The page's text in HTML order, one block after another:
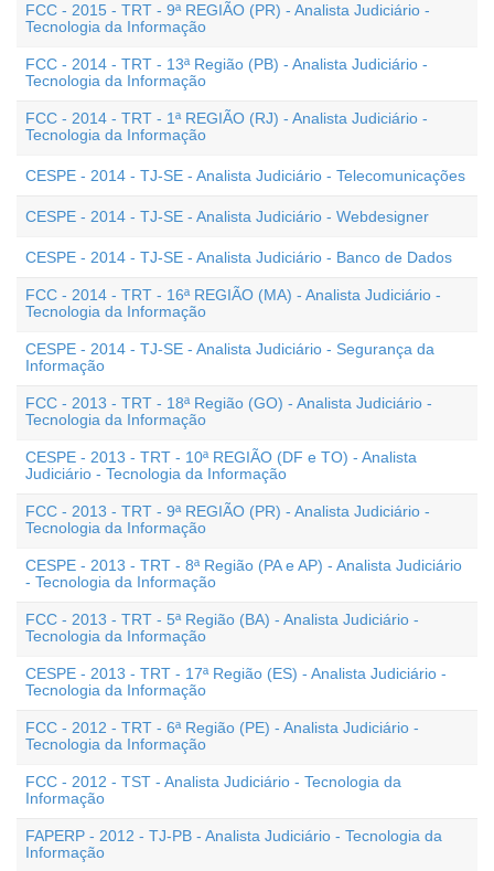
FCC - 2015 - TRT - 9ª REGIÃO (PR) - Analista Judiciário -
Tecnologia da Informação
FCC - 2014 - TRT - 13ª Região (PB) - Analista Judiciário -
Tecnologia da Informação
FCC - 2014 - TRT - 1ª REGIÃO (RJ) - Analista Judiciário -
Tecnologia da Informação
CESPE - 2014 - TJ-SE - Analista Judiciário - Telecomunicações
CESPE - 2014 - TJ-SE - Analista Judiciário - Webdesigner
CESPE - 2014 - TJ-SE - Analista Judiciário - Banco de Dados
FCC - 2014 - TRT - 16ª REGIÃO (MA) - Analista Judiciário -
Tecnologia da Informação
CESPE - 2014 - TJ-SE - Analista Judiciário - Segurança da
Informação
FCC - 2013 - TRT - 18ª Região (GO) - Analista Judiciário -
Tecnologia da Informação
CESPE - 2013 - TRT - 10ª REGIÃO (DF e TO) - Analista
Judiciário - Tecnologia da Informação
FCC - 2013 - TRT - 9ª REGIÃO (PR) - Analista Judiciário -
Tecnologia da Informação
CESPE - 2013 - TRT - 8ª Região (PA e AP) - Analista Judiciário
- Tecnologia da Informação
FCC - 2013 - TRT - 5ª Região (BA) - Analista Judiciário -
Tecnologia da Informação
CESPE - 2013 - TRT - 17ª Região (ES) - Analista Judiciário -
Tecnologia da Informação
FCC - 2012 - TRT - 6ª Região (PE) - Analista Judiciário -
Tecnologia da Informação
FCC - 2012 - TST - Analista Judiciário - Tecnologia da
Informação
FAPERP - 2012 - TJ-PB - Analista Judiciário - Tecnologia da
Informação